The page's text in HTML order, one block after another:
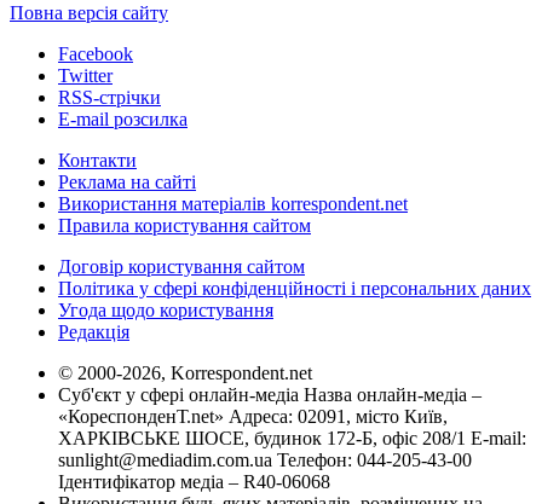
Повна версія сайту
Facebook
Twitter
RSS-стрічки
E-mail розсилка
Контакти
Реклама на сайті
Використання матеріалів korrespondent.net
Правила користування сайтом
Договір користування сайтом
Політика у сфері конфіденційності і персональних даних
Угода щодо користування
Редакція
© 2000-2026, Korrespondent.net
Суб'єкт у сфері онлайн-медіа Назва онлайн-медіа –
«КореспонденТ.net» Адреса: 02091, місто Київ,
ХАРКІВСЬКЕ ШОСЕ, будинок 172-Б, офіс 208/1 E-mail:
sunlight@mediadim.com.ua Телефон: 044-205-43-00
Ідентифікатор медіа – R40-06068